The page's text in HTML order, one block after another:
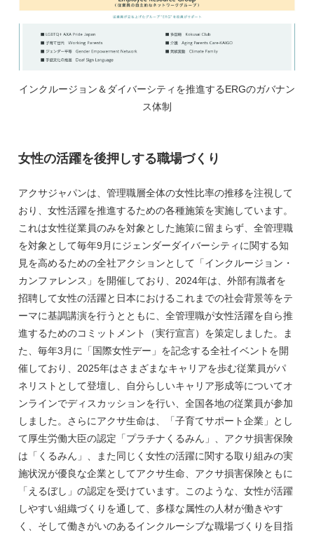
インクルージョン＆ダイバーシティを推進するERGのガバナン
ス体制
女性の活躍を後押しする職場づくり
アクサジャパンは、管理職層全体の女性比率の推移を注視して
おり、女性活躍を推進するための各種施策を実施しています。
これは女性従業員のみを対象とした施策に留まらず、全管理職
を対象として毎年9月にジェンダーダイバーシティに関する知
見を高めるための全社アクションとして「インクルージョン・
カンファレンス」を開催しており、2024年は、外部有識者を
招聘して女性の活躍と日本におけるこれまでの社会背景等をテ
ーマに基調講演を行うとともに、全管理職が女性活躍を自ら推
進するためのコミットメント（実行宣言）を策定しました。ま
た、毎年3月に「国際女性デー」を記念する全社イベントを開
催しており、2025年はさまざまなキャリアを歩む従業員がパ
ネリストとして登壇し、自分らしいキャリア形成等についてオ
ンラインでディスカッションを行い、全国各地の従業員が参加
しました。さらにアクサ生命は、「子育てサポート企業」とし
て厚生労働大臣の認定「プラチナくるみん」、アクサ損害保険
は「くるみん」、また同じく女性の活躍に関する取り組みの実
施状況が優良な企業としてアクサ生命、アクサ損害保険ともに
「えるぼし」の認定を受けています。このような、女性が活躍
しやすい組織づくりを通して、多様な属性の人材が働きやす
く、そして働きがいのあるインクルーシブな職場づくりを目指